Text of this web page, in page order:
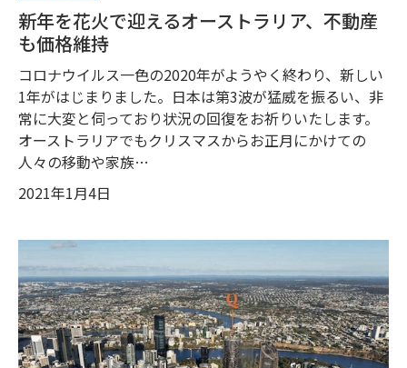
新年を花火で迎えるオーストラリア、不動産
も価格維持
コロナウイルス一色の2020年がようやく終わり、新しい
1年がはじまりました。日本は第3波が猛威を振るい、非
常に大変と伺っており状況の回復をお祈りいたします。
オーストラリアでもクリスマスからお正月にかけての
人々の移動や家族…
2021年1月4日